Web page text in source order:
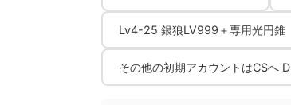
Lv4-25 銀狼LV999＋専用光円錐
その他の初期アカウントはCSへ